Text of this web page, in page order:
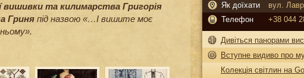
вишивки та килимарства Григорія
Гриня під назвою «…І вишите моє
Як доїхати
вул.
Телефон
+38 044
Дивіться панорами
Вступне видиво про
Колекція світлин на